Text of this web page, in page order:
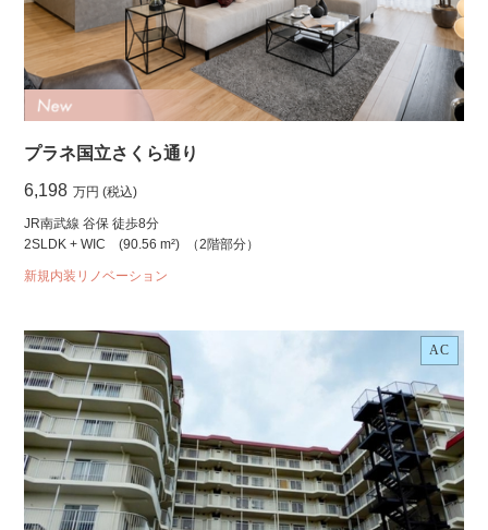
プラネ国立さくら通り
6,198 万円 (税込)
JR南武線 谷保 徒歩8分
2SLDK + WIC
(90.56 m²) （2階部分）
新規内装リノベーション
AC